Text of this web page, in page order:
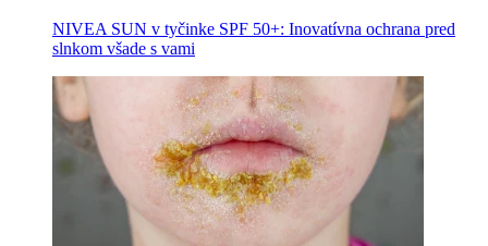
NIVEA SUN v tyčinke SPF 50+: Inovatívna ochrana pred
slnkom všade s vami